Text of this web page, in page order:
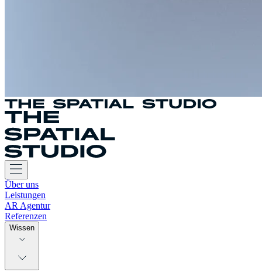
Über uns
Leistungen
AR Agentur
Referenzen
Wissen